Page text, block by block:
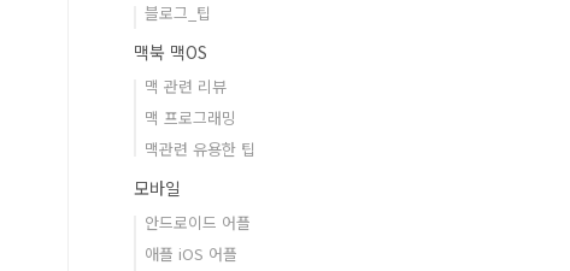
블로그_팁
맥북 맥OS
맥 관련 리뷰
맥 프로그래밍
맥관련 유용한 팁
모바일
안드로이드 어플
애플 iOS 어플